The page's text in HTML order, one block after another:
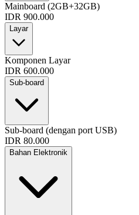
Mainboard (2GB+32GB)
IDR 900.000
Layar
Komponen Layar
IDR 600.000
Sub-board
Sub-board (dengan port USB)
IDR 80.000
Bahan Elektronik